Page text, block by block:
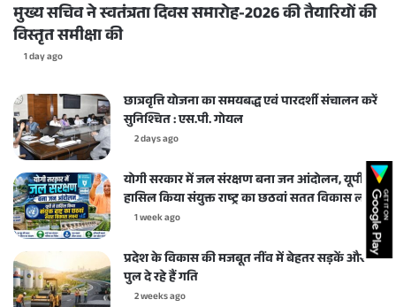
मुख्य सचिव ने स्वतंत्रता दिवस समारोह-2026 की तैयारियों की
विस्तृत समीक्षा की
1 day ago
छात्रवृत्ति योजना का समयबद्ध एवं पारदर्शी संचालन करें
सुनिश्चित : एस.पी. गोयल
2 days ago
योगी सरकार में जल संरक्षण बना जन आंदोलन, यूपी ने
हासिल किया संयुक्त राष्ट्र का छठवां सतत विकास लक्ष्य
1 week ago
प्रदेश के विकास की मजबूत नींव में बेहतर सड़कें और
पुल दे रहे हैं गति
2 weeks ago